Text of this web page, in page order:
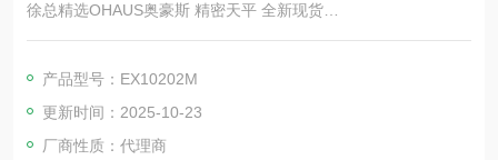
徐总精选OHAUS奥豪斯 精密天平 全新现货
天平配备由实心金属块精密加工而成的称重传感器，非常精确且
产品型号：EX10202M
更新时间：2025-10-23
厂商性质：代理商